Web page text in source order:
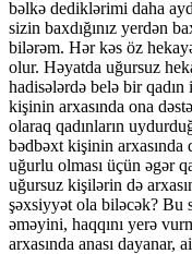
bəlkə dediklərimi daha
sizin baxdığınız yerdən
bilərəm. Hər kəs öz
olur. Həyatda uğursuz
hadisələrdə belə bir
kişinin arxasında ona
olaraq qadınların
bədbəxt kişinin
uğurlu olması üçün əgər
uğursuz kişilərin də
şəxsiyyət ola biləcək? Bu
əməyini, haqqını yerə
arxasında anası